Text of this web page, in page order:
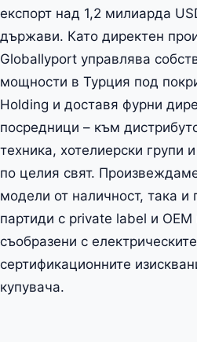
експорт над 1,2 милиарда
държави. Като директен
Globallyport управлява
мощности в Турция под
Holding и доставя фурни
посредници – към
техника, хотелиерски групи
по целия свят.
модели от наличност, така и
партиди с private label и
съобразени с
сертификационните
купувача.